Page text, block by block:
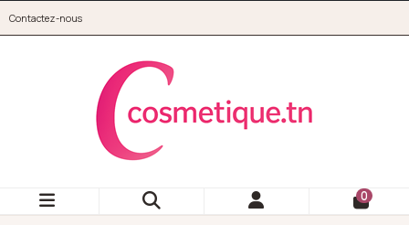
Contactez-nous
0